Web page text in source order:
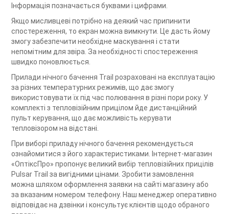
Інформація позначається буквами і цифрами.
Якщо мисливцеві потрібно на деякий час припинити
спостереження, то екран можна вимкнути. Це дасть йому
змогу забезпечити необхідне маскування і стати
непомітним для звіра. За необхідності спостереження
швидко поновлюється.
Прилади нічного бачення Trail розраховані на експлуатацію
за різних температурних режимів, що дає змогу
використовувати їх під час полювання в різні пори року. У
комплекті з тепловізійним прицілом йде дистанційний
пульт керування, що дає можливість керувати
тепловізором на відстані.
При виборі приладу нічного бачення рекомендується
ознайомитися з його характеристиками. Інтернет-магазин
«ОптіксПро» пропонує великий вибір тепловізійних прицілів
Pulsar Trail за вигідними цінами. Зробити замовлення
можна шляхом оформлення заявки на сайті магазину або
за вказаним номером телефону. Наш менеджер оперативно
відповідає на дзвінки і консультує клієнтів щодо обраного